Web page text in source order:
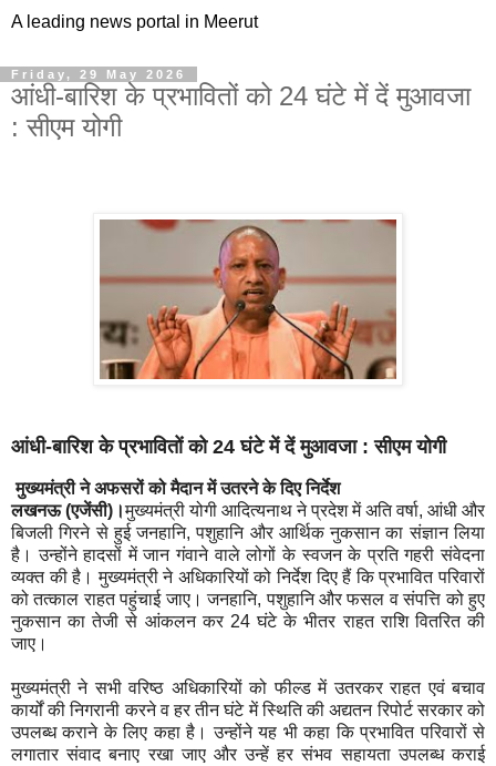
A leading news portal in Meerut
Friday, 29 May 2026
आंधी-बारिश के प्रभावितों को 24 घंटे में दें मुआवजा
: सीएम योगी
आंधी-बारिश के प्रभावितों को 24 घंटे में दें मुआवजा : सीएम योगी
मुख्यमंत्री ने अफसरों को मैदान में उतरने के द‍िए न‍िर्देश
लखनऊ (एजेंसी)।मुख्यमंत्री योगी आदित्यनाथ ने प्रदेश में अति वर्षा, आंधी और
बिजली गिरने से हुई जनहानि, पशुहानि और आर्थिक नुकसान का संज्ञान लिया
है। उन्होंने हादसों में जान गंवाने वाले लोगों के स्वजन के प्रति गहरी संवेदना
व्यक्त की है। मुख्यमंत्री ने अधिकारियों को निर्देश दिए हैं कि प्रभावित परिवारों
को तत्काल राहत पहुंचाई जाए। जनहानि, पशुहानि और फसल व संपत्ति को हुए
नुकसान का तेजी से आंकलन कर 24 घंटे के भीतर राहत राशि वितरित की
जाए।
मुख्यमंत्री ने सभी वरिष्ठ अधिकारियों को फील्ड में उतरकर राहत एवं बचाव
कार्यों की निगरानी करने व हर तीन घंटे में स्थिति की अद्यतन रिपोर्ट सरकार को
उपलब्ध कराने के लिए कहा है। उन्होंने यह भी कहा कि प्रभावित परिवारों से
लगातार संवाद बनाए रखा जाए और उन्हें हर संभव सहायता उपलब्ध कराई